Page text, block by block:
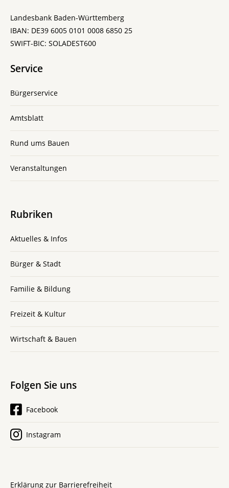
Landesbank Baden-Württemberg
IBAN: DE39 6005 0101 0008 6850 25
SWIFT-BIC: SOLADEST600
Service
Bürgerservice
Amtsblatt
Rund ums Bauen
Veranstaltungen
Rubriken
Aktuelles & Infos
Bürger & Stadt
Familie & Bildung
Freizeit & Kultur
Wirtschaft & Bauen
Folgen Sie uns
Facebook
Instagram
Erklärung zur Barrierefreiheit